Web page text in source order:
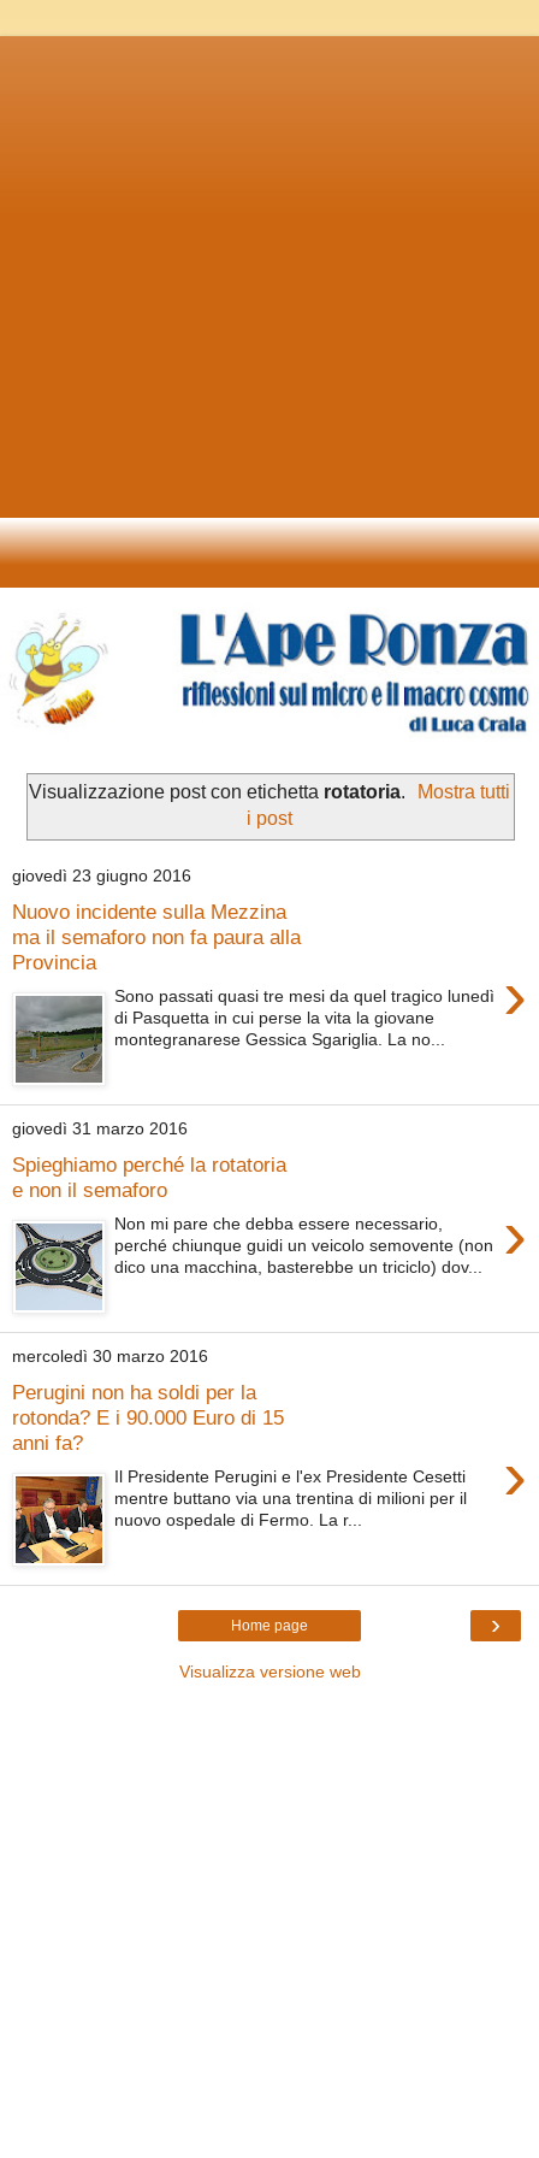
Visualizzazione post con etichetta rotatoria.
Mostra tutti
i post
giovedì 23 giugno 2016
Nuovo incidente sulla Mezzina
ma il semaforo non fa paura alla
Provincia
›
Sono passati quasi tre mesi da quel tragico lunedì
di Pasquetta in cui perse la vita la giovane
montegranarese Gessica Sgariglia. La no...
giovedì 31 marzo 2016
Spieghiamo perché la rotatoria
e non il semaforo
›
Non mi pare che debba essere necessario,
perché chiunque guidi un veicolo semovente (non
dico una macchina, basterebbe un triciclo) dov...
mercoledì 30 marzo 2016
Perugini non ha soldi per la
rotonda? E i 90.000 Euro di 15
anni fa?
›
Il Presidente Perugini e l'ex Presidente Cesetti
mentre buttano via una trentina di milioni per il
nuovo ospedale di Fermo. La r...
›
Home page
Visualizza versione web